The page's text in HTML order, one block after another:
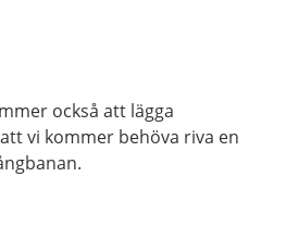
också att lägga
vi kommer behöva riva en